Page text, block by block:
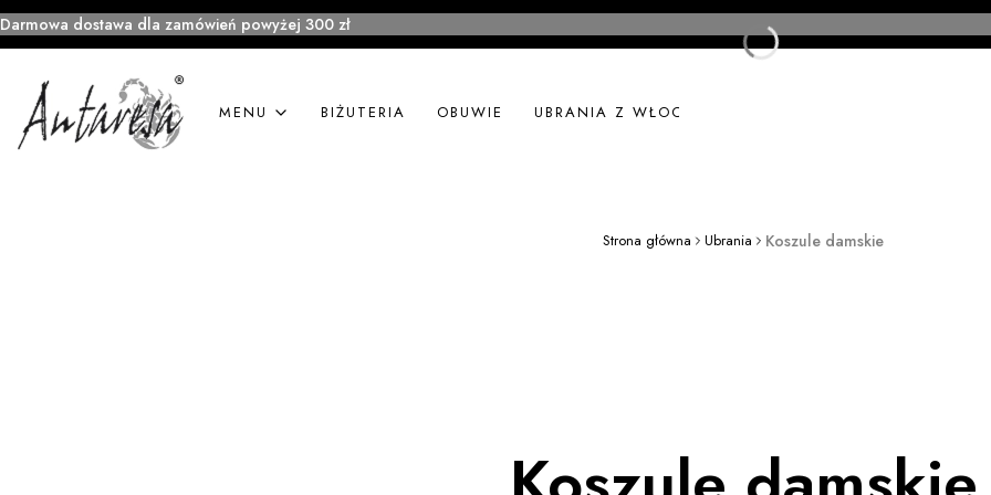
Darmowa dostawa dla zamówień powyżej 300 zł
MENU BIŻUTERIA OBUWIE UBRANIA Z WŁOCH
Strona główna Ubrania Koszule damskie